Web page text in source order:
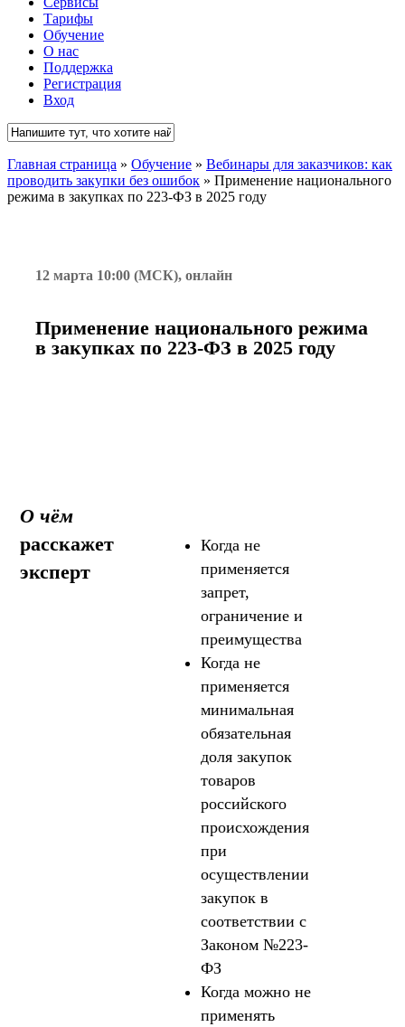
Тарифы
Обучение
О нас
Поддержка
Регистрация
Вход
Search
Главная страница » Обучение » Вебинары для заказчиков: как
проводить закупки без ошибок » Применение национального
режима в закупках по 223-ФЗ в 2025 году
12 марта 10:00 (МСК), онлайн
Применение национального режима
в закупках по 223-ФЗ в 2025 году
О чём
расскажет
эксперт
Когда не
применяется
запрет,
ограничение и
преимущества
Когда не
применяется
минимальная
обязательная
доля закупок
товаров
российского
происхождения
при
осуществлении
закупок в
соответствии с
Законом №223-
ФЗ
Когда можно не
применять